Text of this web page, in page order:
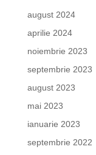
august 2024
aprilie 2024
noiembrie 2023
septembrie 2023
august 2023
mai 2023
ianuarie 2023
septembrie 2022